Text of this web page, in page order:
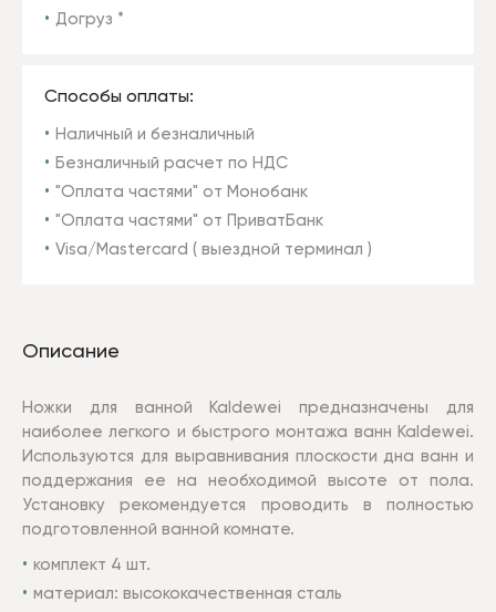
Догруз *
Способы оплаты:
Наличный и безналичный
Безналичный расчет по НДС
"Оплата частями" от Монобанк
"Оплата частями" от ПриватБанк
Visa/Mastercard ( выездной терминал )
Описание
Ножки для ванной Kaldewei предназначены для
наиболее легкого и быстрого монтажа ванн Kaldewei.
Используются для выравнивания плоскости дна ванн и
поддержания ее на необходимой высоте от пола.
Установку рекомендуется проводить в полностью
подготовленной ванной комнате.
комплект 4 шт.
материал: высококачественная сталь